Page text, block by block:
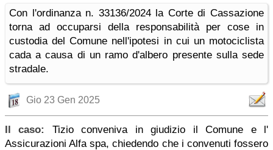
Con l'ordinanza n. 33136/2024 la Corte di Cassazione
torna ad occuparsi della responsabilità per cose in
custodia del Comune nell'ipotesi in cui un motociclista
cada a causa di un ramo d'albero presente sulla sede
stradale.
Gio 23 Gen 2025
Il caso:
Tizio conveniva in giudizio il Comune e l'
Assicurazioni Alfa spa, chiedendo che i convenuti fossero